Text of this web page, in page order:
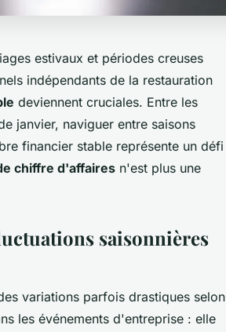
estivaux et périodes creuses
indépendants de la restauration
deviennent cruciales. Entre les
janvier, naviguer entre saisons
financier stable représente un défi
chiffre d'affaires n'est plus une
saisonnières
variations parfois drastiques selon
les événements d'entreprise : elle